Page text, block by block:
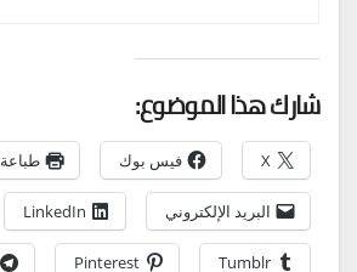
شارك هذا الموضوع:
X فيس بوك طباعة
البريد الإلكتروني LinkedIn
Tumblr
Pinterest